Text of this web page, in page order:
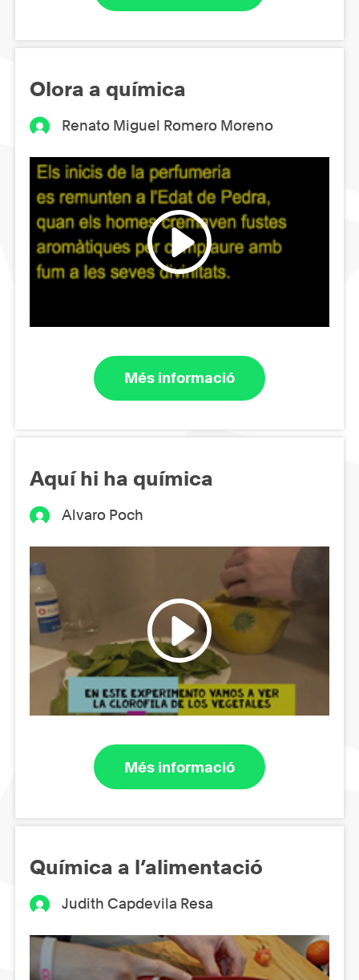
Olora a química
Renato Miguel Romero Moreno
Més informació
Aquí hi ha química
Alvaro Poch
Més informació
Química a l’alimentació
Judith Capdevila Resa